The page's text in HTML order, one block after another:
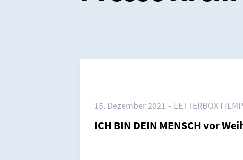
15. Dezember 2021 LETTERBOX
ICH BIN DEIN MENSCH vor